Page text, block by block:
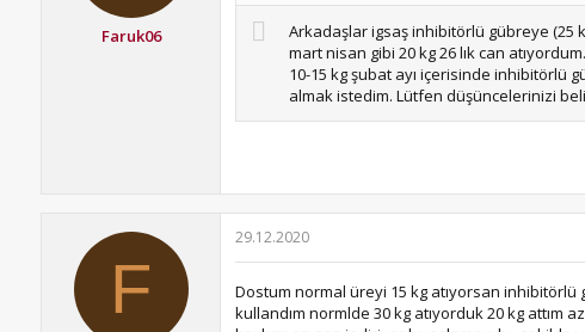
Faruk06
Arkadaşlar igsaş inhibitörlü gübreye (25
mart nisan gibi 20 kg 26 lık can
10-15 kg şubat ayı içerisinde inhibitörlü
almak istedim. Lütfen düşüncelerinizi
F
29.12.2020
Dostum normal üreyi 15 kg atıyorsan inhibitörlü
kullandım normlde 30 kg atıyorduk 20 kg attım